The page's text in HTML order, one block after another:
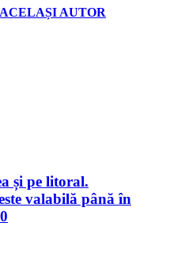
AUTOR
și pe litoral.
valabilă până în